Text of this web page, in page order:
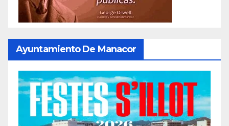
Ayuntamiento De Manacor